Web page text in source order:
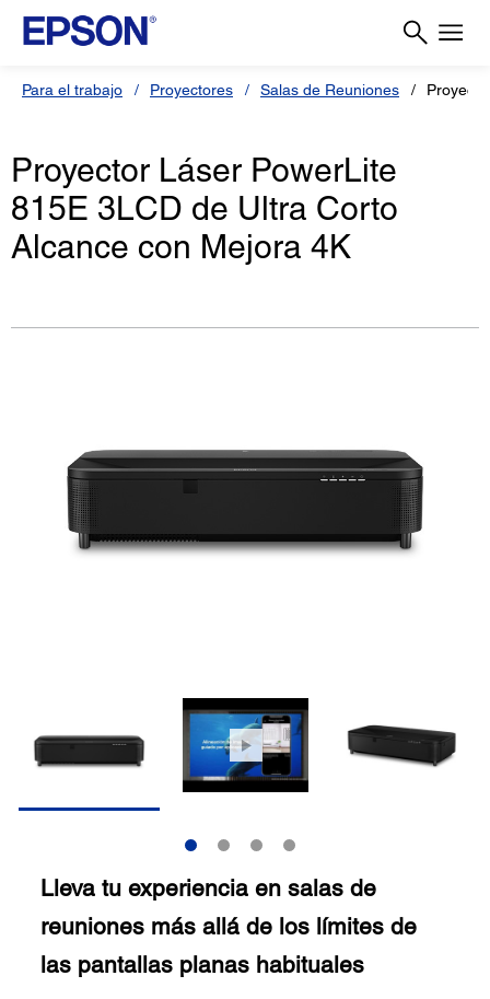
Para el trabajo Proyectores Salas de Reuniones
Proyector Láser PowerLite
815E 3LCD de Ultra Corto
Alcance con Mejora 4K
Lleva tu experiencia en salas de
reuniones más allá de los límites de
las pantallas planas habituales